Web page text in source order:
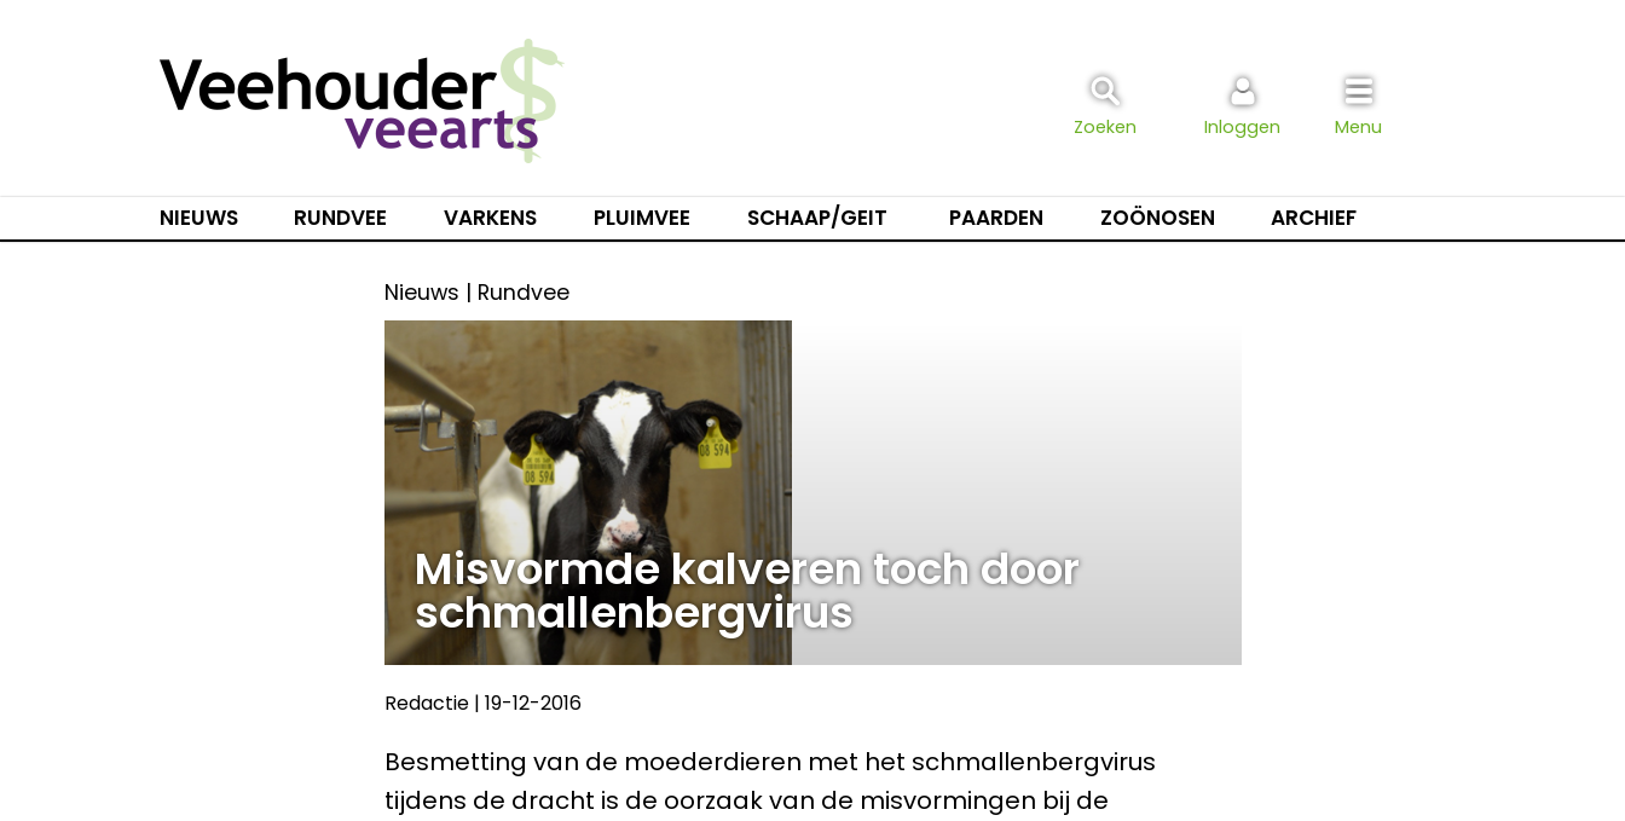
Zoeken Inloggen Menu
NIEUWS RUNDVEE VARKENS PLUIMVEE SCHAAP/GEIT PAARDEN ZOÖNOSEN ARCHIEF
Nieuws | Rundvee
Misvormde kalveren toch door
schmallenbergvirus
Redactie| 19-12-2016
Besmetting van de moederdieren met het schmallenbergvirus
tijdens de dracht is de oorzaak van de misvormingen bij de